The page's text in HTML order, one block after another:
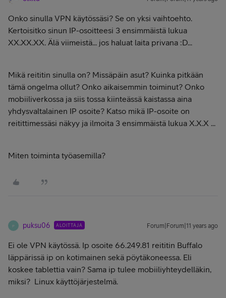
Onko sinulla VPN käytössäsi? Se on yksi vaihtoehto.
Kertoisitko sinun IP-osoitteesi 3 ensimmäistä lukua
XX.XX.XX. Älä viimeistä... jos haluat laita privana :D...
Mikä reititin sinulla on? Missäpäin asut? Kuinka pitkään
tämä ongelma ollut? Onko aikaisemmin toiminut? Onko
mobiiliverkossa ja siis tossa kiinteässä kaistassa aina
yhdysvaltalainen IP osoite? Katso mikä IP-osoite on
reitittimessäsi näkyy ja ilmoita 3 ensimmäistä lukua X.X.X ...
Miten toiminta työasemilla?
P puksu06 ALOITTAJA Forum|Forum|11 years ago
Ei ole VPN käytössä. Ip osoite 66.249.81 reititin Buffalo
läppärissä ip on kotimainen sekä pöytäkoneessa. Eli
koskee tablettia vain? Sama ip tulee mobiiliyhteydelläkin,
miksi? Linux käyttöjärjestelmä.